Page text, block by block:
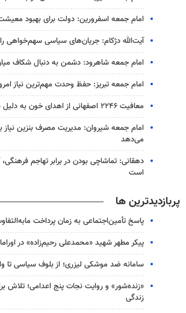
امام جمعه اسفرورین: دولت برای بهبود
آیت‌الله دژکام: جریان‌های سیاسی سهم‌خواهی را
امام جمعه شاهرود: دشمن به دنبال شکاف
امام جمعه تبریز: حفظ وحدت مهم‌ترین نیاز
معافیت ۲۲۴۶ اصفهانی از اهدای خون به دلیل سابقه حجامت
امام جمعه شیروان: مدیریت مصرف بنزین نیاز
می‌دهد
دهقانی: تماشاچی بودن در برابر تهاجم
است
پربازدیدترین ها
پاسخ تأمین‌اجتماعی به زمان پرداخت
پیکر مطهر شهید «محمدعلی رحیم‌زاده» در
سامانه ضد موشکی لیزری؛ از بلوف سیاسی تا
«زنده‌شور» و روایت نجات پنج اعدامی؛
زندگی